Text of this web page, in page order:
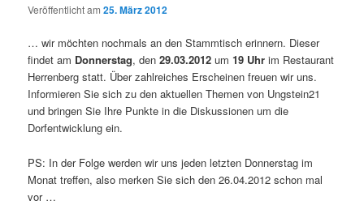
Veröffentlicht am25. März 2012
… wir möchten nochmals an den Stammtisch erinnern. Dieser
findet am Donnerstag, den29.03.2012um19 Uhr im Restaurant
Herrenberg statt. Über zahlreiches Erscheinen freuen wir uns.
Informieren Sie sich zu den aktuellen Themen von Ungstein21
und bringen Sie Ihre Punkte in die Diskussionen um die
Dorfentwicklung ein.
PS: In der Folge werden wir uns jeden letzten Donnerstag im
Monat treffen, also merken Sie sich den 26.04.2012 schon mal
vor …